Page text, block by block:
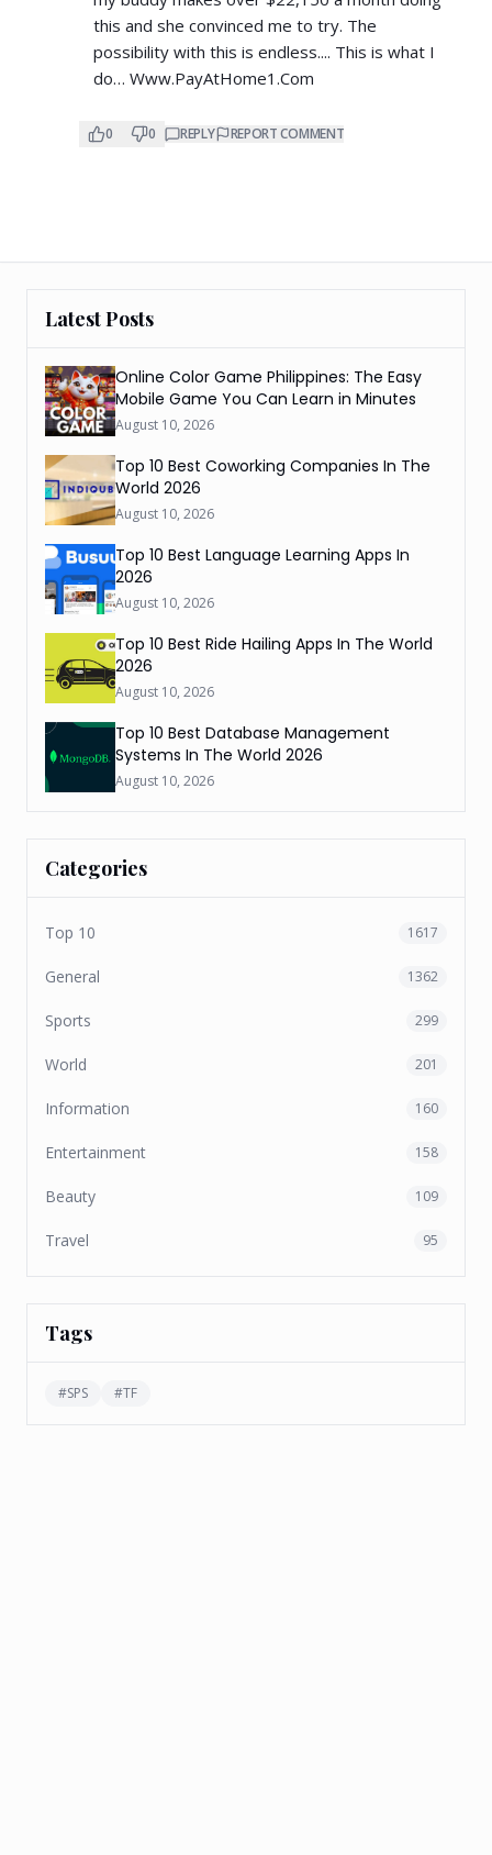
this and she convinced me to try. The
possibility with this is endless.... This is what I
do… W­w­w­.­P­a­y­A­t­H­o­m­e­1­.­C­o­m
0 0 REPLY REPORT COMMENT
Latest Posts
Online Color Game Philippines: The Easy
Mobile Game You Can Learn in Minutes
August 10, 2026
Top 10 Best Coworking Companies In The
World 2026
August 10, 2026
Top 10 Best Language Learning Apps In
2026
August 10, 2026
Top 10 Best Ride Hailing Apps In The World
2026
August 10, 2026
Top 10 Best Database Management
Systems In The World 2026
August 10, 2026
Categories
Top 10 1617
General 1362
Sports 299
World 201
Information 160
Entertainment 158
Beauty 109
Travel 95
Tags
#SPS #TF